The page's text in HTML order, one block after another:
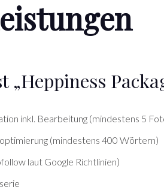
inkl. Bearbeitung (mindestens 5
(mindestens 400 Wörtern)
laut Google Richtlinien)